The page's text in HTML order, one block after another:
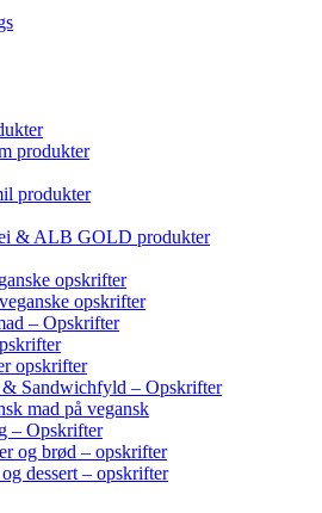
produkter
produkter
& ALB GOLD produkter
opskrifter
opskrifter
– Opskrifter
opskrifter
& Sandwichfyld – Opskrifter
mad på vegansk
– Opskrifter
og brød – opskrifter
dessert – opskrifter